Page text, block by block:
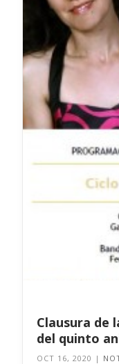
Clausura de
del quinto
OCT 16, 2020 |